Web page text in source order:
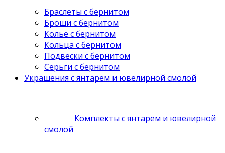
Браслеты с бернитом
Броши с бернитом
Колье с бернитом
Кольца с бернитом
Подвески с бернитом
Серьги с бернитом
Украшения с янтарем и ювелирной смолой
Комплекты с янтарем и ювелирной
смолой